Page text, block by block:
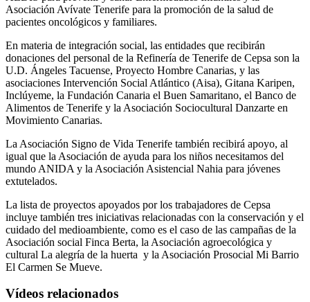
Asociación Avívate Tenerife para la promoción de la salud de
pacientes oncológicos y familiares.
En materia de integración social, las entidades que recibirán
donaciones del personal de la Refinería de Tenerife de Cepsa son la
U.D. Ángeles Tacuense, Proyecto Hombre Canarias, y las
asociaciones Intervención Social Atlántico (Aisa), Gitana Karipen,
Inclúyeme, la Fundación Canaria el Buen Samaritano, el Banco de
Alimentos de Tenerife y la Asociación Sociocultural Danzarte en
Movimiento Canarias.
La Asociación Signo de Vida Tenerife también recibirá apoyo, al
igual que la Asociación de ayuda para los niños necesitamos del
mundo ANIDA y la Asociación Asistencial Nahia para jóvenes
extutelados.
La lista de proyectos apoyados por los trabajadores de Cepsa
incluye también tres iniciativas relacionadas con la conservación y el
cuidado del medioambiente, como es el caso de las campañas de la
Asociación social Finca Berta, la Asociación agroecológica y
cultural La alegría de la huerta y la Asociación Prosocial Mi Barrio
El Carmen Se Mueve.
Vídeos relacionados